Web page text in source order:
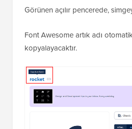
Görünen açılır pencerede,
Font Awesome artık adı
kopyalayacaktır.